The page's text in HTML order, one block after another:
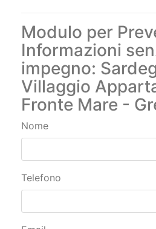
Modulo per
Informazioni
impegno:
Villaggio
Fronte Mare -
Nome
Telefono
Email